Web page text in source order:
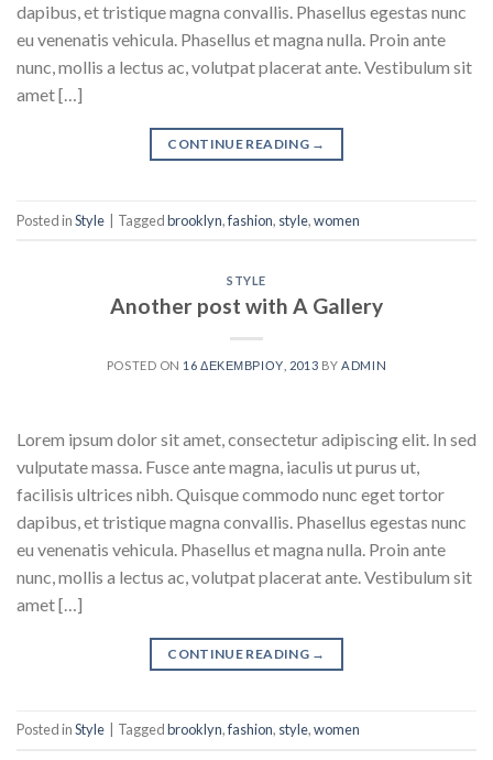
dapibus, et tristique magna convallis. Phasellus egestas nunc
eu venenatis vehicula. Phasellus et magna nulla. Proin ante
nunc, mollis a lectus ac, volutpat placerat ante. Vestibulum sit
amet […]
CONTINUE READING →
Posted inStyle Taggedbrooklyn,fashion, style,women
STYLE
Another post with A Gallery
POSTED ON 16 ΔΕΚΕΜΒΡΊΟΥ, 2013 BYADMIN
Lorem ipsum dolor sit amet, consectetur adipiscing elit. In sed
vulputate massa. Fusce ante magna, iaculis ut purus ut,
facilisis ultrices nibh. Quisque commodo nunc eget tortor
dapibus, et tristique magna convallis. Phasellus egestas nunc
eu venenatis vehicula. Phasellus et magna nulla. Proin ante
nunc, mollis a lectus ac, volutpat placerat ante. Vestibulum sit
amet […]
CONTINUE READING →
Posted inStyle Taggedbrooklyn,fashion, style,women